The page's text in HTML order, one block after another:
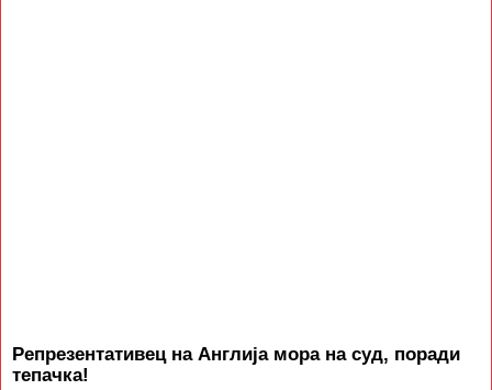
Репрезентативец на Англија мора на суд, поради
тепачка!